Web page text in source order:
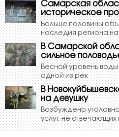
Самарская
историческое
Больше половины
наследия региона
В Самарской
сильное
Весной уровень
одной из рек
В
на девушку
Возбуждено
услуг, не